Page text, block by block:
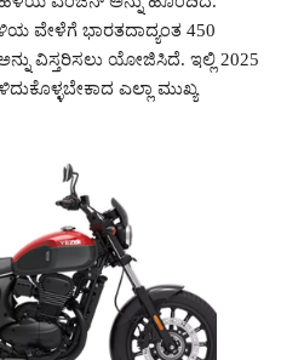
ವೇಳೆಗೆ ಭಾರತದಾದ್ಯಂತ 450
ವಿಸ್ತರಿಸಲು ಯೋಜಿಸಿದೆ. ಇಲ್ಲಿ 2025
ಎಲ್ಲಾ ಮುಖ್ಯ